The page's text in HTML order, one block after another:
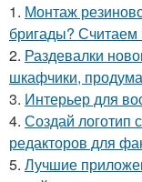
1. Монтаж
бригады? Считаем
2. Раздевалки
шкафчики,
3. Интерьер для
4. Создай логотип
редакторов для
5. Лучшие